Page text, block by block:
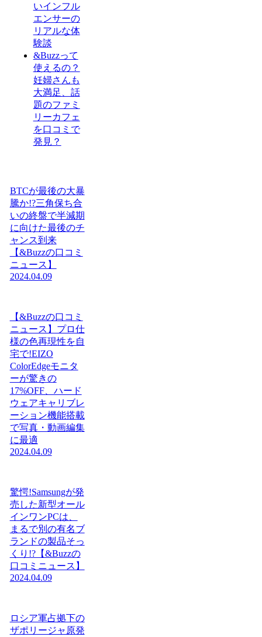
いインフル
エンサーの
リアルな体
験談
&Buzzって
使えるの？
妊婦さんも
大満足、話
題のファミ
リーカフェ
を口コミで
発見？
BTCが最後の大暴
騰か!?三角保ち合
いの終盤で半減期
に向けた最後のチ
ャンス到来
【&Buzzの口コミ
ニュース】
2024.04.09
【&Buzzの口コミ
ニュース】プロ仕
様の色再現性を自
宅で!EIZO
ColorEdgeモニタ
ーが驚きの
17%OFF、ハード
ウェアキャリブレ
ーション機能搭載
で写真・動画編集
に最適
2024.04.09
驚愕!Samsungが発
売した新型オール
インワンPCは、
まるで別の有名ブ
ランドの製品そっ
くり!?【&Buzzの
口コミニュース】
2024.04.09
ロシア軍占拠下の
ザポリージャ原発